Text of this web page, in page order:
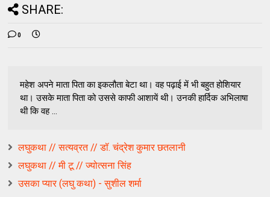
SHARE:
0
महेश अपने माता पिता का इकलौता बेटा था। वह पढ़ाई में भी बहुत होशियार
था। उसके माता पिता को उससे काफी आशायें थी। उनकी हार्दिक अभिलाषा
थी कि वह ...
लघुकथा // सत्यव्रत // डॉ. चंद्रेश कुमार छतलानी
लघुकथा // मी टू // ज्योत्सना सिंह
उसका प्यार (लघु कथा) - सुशील शर्मा